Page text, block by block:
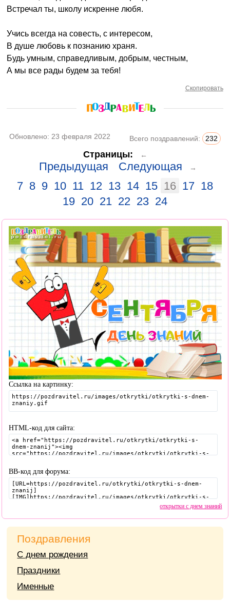
Встречал ты, школу искренне любя.
Учись всегда на совесть, с интересом,
В душе любовь к познанию храня.
Будь умным, справедливым, добрым, честным,
А мы все рады будем за тебя!
Скопировать
Обновлено: 23 февраля 2022 Всего поздравлений: 232
Страницы: ←
Предыдущая Следующая →
7 8 9 10 11 12 13 14 15 16 17 18
19 20 21 22 23 24
Ссылка на картинку:
HTML-код для сайта:
BB-код для форума:
открытки с днем знаний
Поздравления
С днем рождения
Праздники
Именные